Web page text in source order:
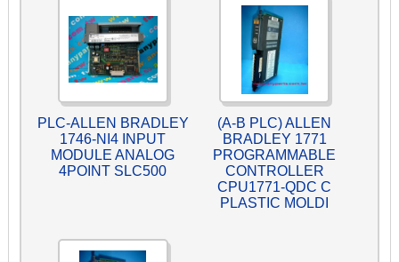
PLC-ALLEN BRADLEY
1746-NI4 INPUT
MODULE ANALOG
4POINT SLC500
(A-B PLC) ALLEN
BRADLEY 1771
PROGRAMMABLE
CONTROLLER
CPU1771-QDC C
PLASTIC MOLDI